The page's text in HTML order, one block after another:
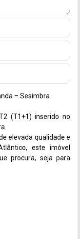
– Sesimbra
(T1+1) inserido no
elevada qualidade e
este imóvel
procura, seja para